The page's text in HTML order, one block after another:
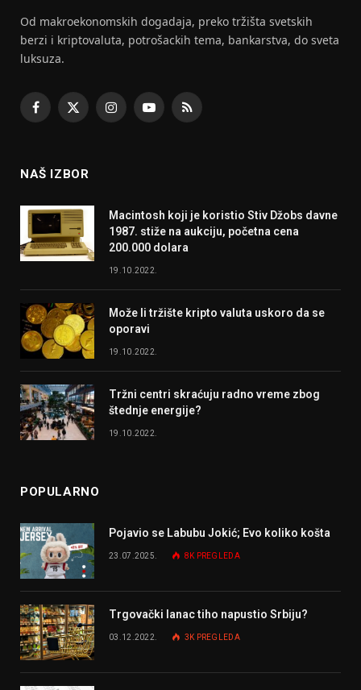
Od makroekonomskih dogadaja, preko tržišta svetskih
berzi i kriptovaluta, potrošackih tema, bankarstva, do sveta
luksuza.
Facebook
X
InstagramYouTubeRSS
NAŠ IZBOR
Macintosh koji je koristio Stiv Džobs davne
1987. stiže na aukciju, početna cena
200.000 dolara
19.10.2022.
Može li tržište kripto valuta uskoro da se
oporavi
19.10.2022.
Tržni centri skraćuju radno vreme zbog
štednje energije?
19.10.2022.
POPULARNO
Pojavio se Labubu Jokić; Evo koliko košta
23.07.2025. 8K PREGLEDA
Trgovački lanac tiho napustio Srbiju?
03.12.2022. 3K PREGLEDA